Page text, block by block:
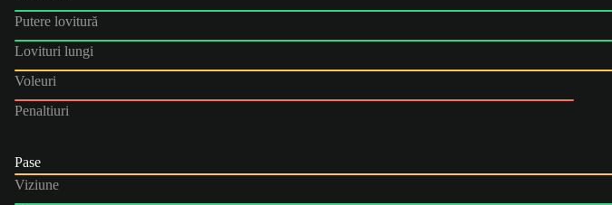
Putere lovitură
Lovituri lungi
Voleuri
Penaltiuri
Pase
Viziune